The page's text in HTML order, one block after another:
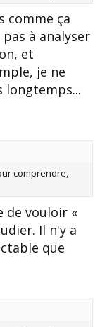
comme ça
à analyser
et
je ne
longtemps...
comprendre,
de vouloir «
Il n'y a
que